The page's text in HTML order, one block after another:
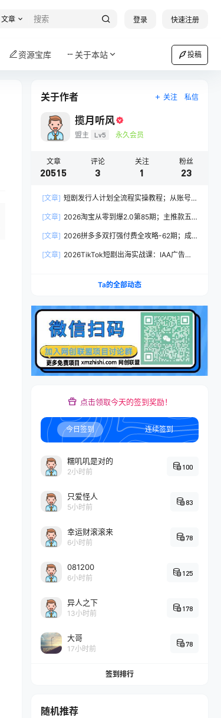
文章 登录 快速注册
资源宝库 关于本站 投稿
关于作者 关注 私信
揽月听风
盟主 Lv5 永久会员
文章
20515
评论
3
关注
1
粉丝
23
[文章] 短剧发行人计划全流程实操教程；从账号
手出单
[文章] 2026淘宝从零到爆2.0第85期；主推款五
基础权重
[文章] 2026拼多多双打强付费全攻略-62期；成
劣势与选择策略
[文章] 2026TikTok短剧出海实战课：IAA广告分
Ta的全部动态
点击领取今天的签到奖励！
今日签到 连续签到
糯叽叽是对的
2小时前
100
只爱怪人
5小时前
83
幸运财滚滚来
6小时前
78
081200
6小时前
125
异人之下
13小时前
178
大哥
17小时前
78
签到排行
随机推荐